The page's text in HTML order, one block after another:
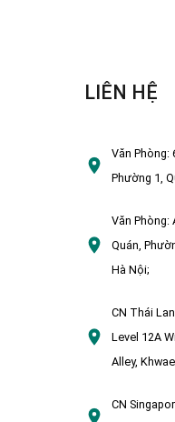
LIÊN HỆ
Văn Phòng:
Phường 1,
Văn Phòng:
Quán,
Hà Nội;
CN Thái
Level 12A
Alley,
CN